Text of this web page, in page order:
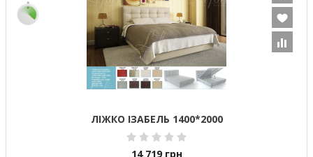
ЛІЖКО ІЗАБЕЛЬ 1400*2000
14 719 грн